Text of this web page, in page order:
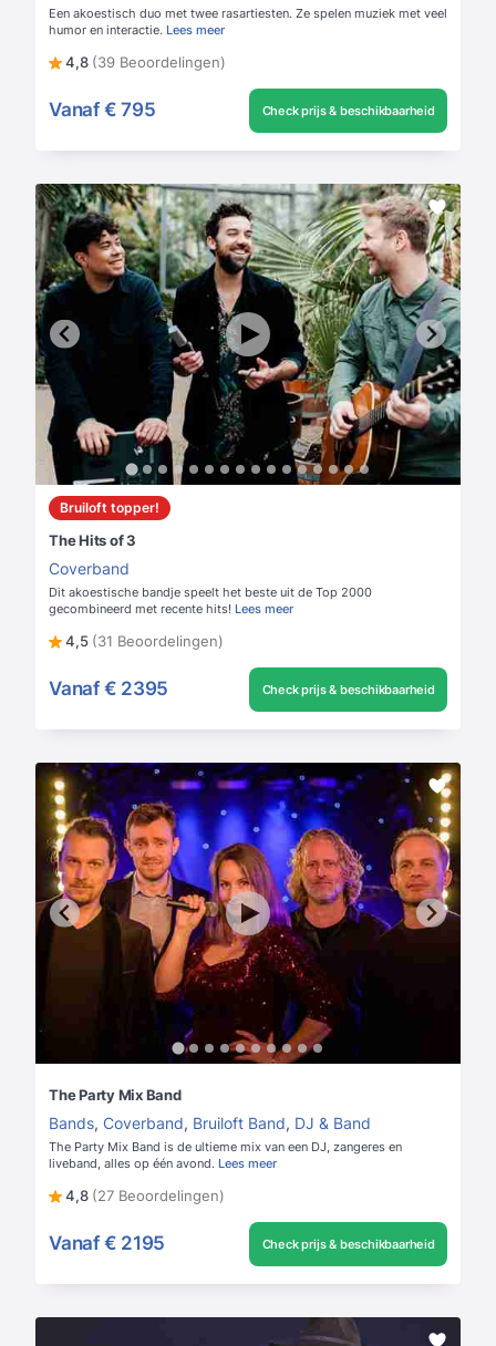
Een akoestisch duo met twee rasartiesten. Ze spelen muziek met veel
humor en interactie. Lees meer
4,8 (39 Beoordelingen)
Vanaf € 795 Check prijs & beschikbaarheid
Bruiloft topper!
The Hits of 3
Coverband
Dit akoestische bandje speelt het beste uit de Top 2000
gecombineerd met recente hits! Lees meer
4,5 (31 Beoordelingen)
Vanaf € 2395 Check prijs & beschikbaarheid
The Party Mix Band
Bands, Coverband, Bruiloft Band, DJ & Band
The Party Mix Band is de ultieme mix van een DJ, zangeres en
liveband, alles op één avond. Lees meer
4,8 (27 Beoordelingen)
Vanaf € 2195 Check prijs & beschikbaarheid